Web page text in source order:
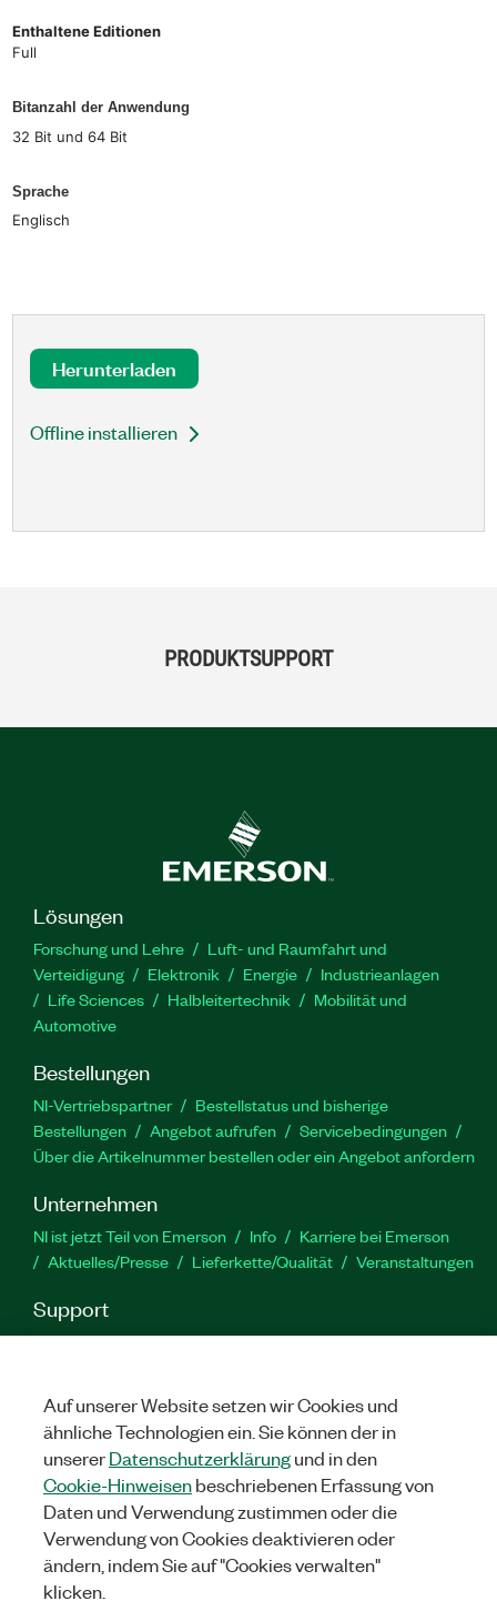
Enthaltene Editionen
Full
Bitanzahl der Anwendung
32 Bit und 64 Bit
Sprache
Englisch
Herunterladen
Offline installieren
PRODUKTSUPPORT
Lösungen
Forschung und Lehre
Luft- und Raumfahrt und
Verteidigung
Elektronik Energie
Industrieanlagen
Life Sciences
Halbleitertechnik
Mobilität und
Automotive
Bestellungen
NI-Vertriebspartner
Bestellstatus und bisherige
Bestellungen
Angebot aufrufen
Servicebedingungen
Über die Artikelnummer bestellen oder ein Angebot anfordern
Unternehmen
NI ist jetzt Teil von Emerson Info
Karriere bei Emerson
Aktuelles/Presse
Lieferkette/Qualität Veranstaltungen
Support
Downloads Produktdokumentation
Diskussionsforen
YouTube
Twitter
RECHTLICHE HINWEISE
©NATIONAL INSTRUMENTS CORP. ALLE RECHTE VORBEHALTEN.
Auf unserer Website setzen wir Cookies und
ähnliche Technologien ein. Sie können der in
unsererDatenschutzerklärungund in den
Cookie-Hinweisenbeschriebenen Erfassung von
Daten und Verwendung zustimmen oder die
Verwendung von Cookies deaktivieren oder
ändern, indem Sie auf "Cookies verwalten"
klicken.